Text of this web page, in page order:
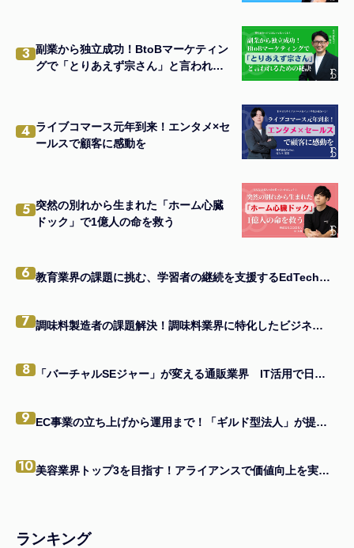
3 副業から独立成功！BtoBマーケティン
グで「とりあえず宗さん」と言われる
4 ライブコマース元年到来！エンタメ×セ
ールスで顧客に感動を
5 突然の別れから生まれた「ホーム心臓
ドック」で1億人の命を救う
6 教育業界の課題に挑む、学習者の継続を支援するEdTechアプリの秘訣とは
7 調味料製造者の課題解決！調味料業界に特化したビジネスモデルの真髄
8 「バーチャルSEジャー」が変える通販業界 IT活用で日本一を目指す企業の味方になる
9 EC事業の立ち上げから運用まで！「ギルド型法人」が提供する一貫支援とは
10 美容業界トップ3を目指す！アライアンスで価値向上を実現する経営者の戦略
ランキング